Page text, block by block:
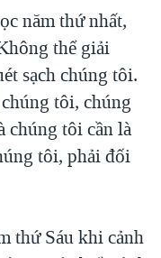
năm thứ nhất,
thể giải
sạch chúng tôi.
tôi, chúng
chúng tôi cần là
tôi, phải đối
thứ Sáu khi cảnh